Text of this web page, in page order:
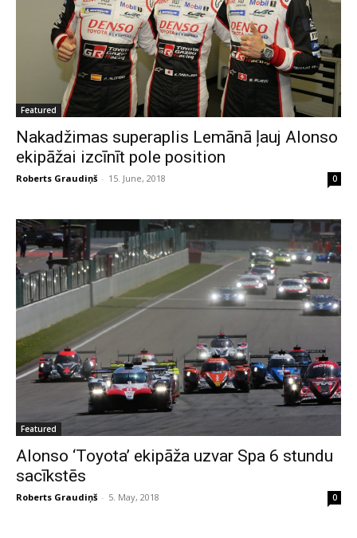
Featured
Nakadžimas superaplis Lemānā ļauj Alonso
ekipāžai izcīnīt pole position
Roberts Graudiņš - 15. June, 2018 0
Featured
Alonso ‘Toyota’ ekipāža uzvar Spa 6 stundu
sacīkstēs
Roberts Graudiņš - 5. May, 2018 0